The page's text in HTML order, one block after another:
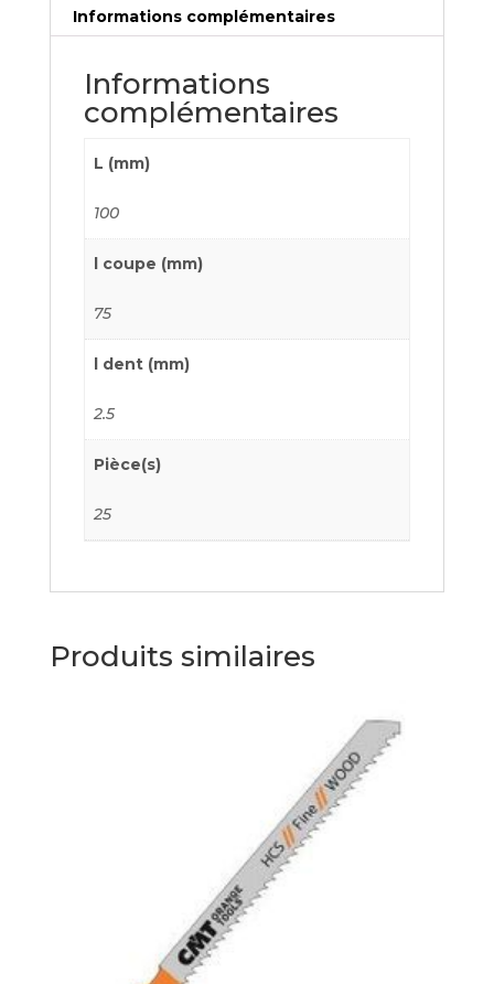
Informations complémentaires
Informations
complémentaires
L (mm)
100
l coupe (mm)
75
l dent (mm)
2.5
Pièce(s)
25
Produits similaires